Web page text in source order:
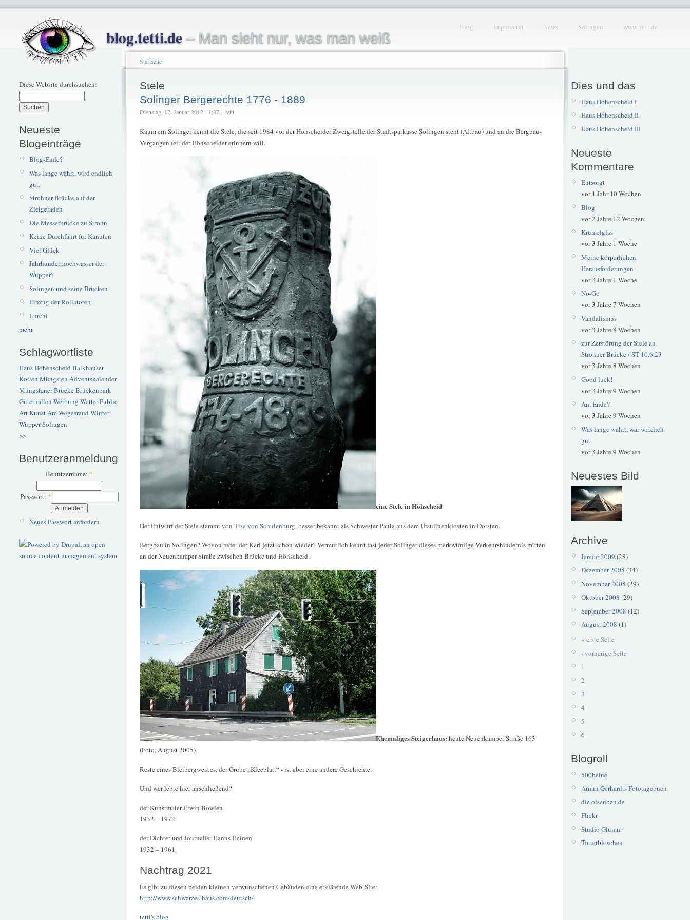
blog.tetti.de– Man sieht nur, was man weiß
Blog Impressum News Solingen www.tetti.de
Diese Website durchsuchen:
Neueste
Blogeinträge
Blog-Ende?
Was lange währt, wird endlich
gut.
Strohner Brücke auf der
Zielgeraden
Die Messerbrücke zu Strohn
Keine Durchfahrt für Kanuten
Viel Glück
Jahrhunderthochwasser der
Wupper?
Solingen und seine Brücken
Einzug der Rollatoren!
Lurchi
mehr
Schlagwortliste
Haus Hohenscheid Balkhauser
Kotten Müngsten Adventskalender
Müngstener BrückeBrückenpark
Güterhallen Werbung WetterPublic
ArtKunstAm Wegesrand Winter
WupperSolingen
>>
Benutzeranmeldung
Benutzername: *
Passwort: *
Neues Passwort anfordern
Startseite
Stele
Solinger Bergerechte 1776 - 1889
Dienstag, 17. Januar 2012 - 1:37 – tetti
Kaum ein Solinger kennt die Stele, die seit 1984 vor der Höhscheider Zweigstelle der Stadtsparkasse Solingen steht (Altbau) und an die Bergbau-
Vergangenheit der Höhscheider erinnern will.
eine Stele in Höhscheid
Der Entwurf der Stele stammt von Tisa von Schulenburg, besser bekannt als Schwester Paula aus dem Ursulinenklosten in Dorsten.
Bergbau in Solingen? Wovon redet der Kerl jetzt schon wieder? Vermutlich kennt fast jeder Solinger dieses merkwürdige Verkehrshindernis mitten
an der Neuenkamper Straße zwischen Brücke und Höhscheid.
Ehemaliges Steigerhaus: heute Neuenkamper Straße 163
(Foto, August 2005)
Reste eines Bleibergwerkes, der Grube „Kleeblatt“ - ist aber eine andere Geschichte.
Und wer lebte hier anschließend?
der Kunstmaler Erwin Bowien
1932 – 1972
der Dichter und Journalist Hanns Heinen
1932 – 1961
Nachtrag 2021
Es gibt zu diesen beiden kleinen verwunschenen Gebäuden eine erklärende Web-Site:
http://www.schwarzes-haus.com/deutsch/
tetti's blog
Dies und das
Haus Hohenscheid I
Haus Hohenscheid II
Haus Hohenscheid III
Neueste
Kommentare
Entsorgt
vor 1 Jahr 10 Wochen
Blog
vor 2 Jahre 12 Wochen
Krümelglas
vor 3 Jahre 1 Woche
Meine körperlichen
Herausforderungen
vor 3 Jahre 1 Woche
No-Go
vor 3 Jahre 7 Wochen
Vandalismus
vor 3 Jahre 8 Wochen
zur Zerstörung der Stele an
Strohner Brücke / ST 10.6.23
vor 3 Jahre 8 Wochen
Good luck!
vor 3 Jahre 9 Wochen
Am Ende?
vor 3 Jahre 9 Wochen
Was lange währt, war wirklich
gut.
vor 3 Jahre 9 Wochen
Neuestes Bild
Archive
Januar 2009 (28)
Dezember 2008 (34)
November 2008 (29)
Oktober 2008 (29)
September 2008 (12)
August 2008 (1)
« erste Seite
‹ vorherige Seite
1
2
3
4
5
6
Blogroll
500beine
Armin Gerhardts Fototagebuch
die olsenban.de
Flickr
Studio Glumm
Totterbloschen